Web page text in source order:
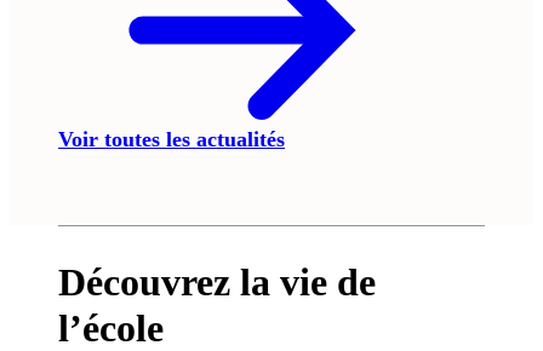
Voir toutes les actualités
Découvrez la vie de
l’école